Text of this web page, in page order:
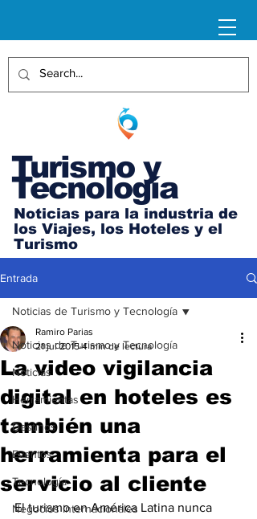
Turismo y
Tecnología
Noticias para la industria de
los Viajes, los Hoteles y el
Turismo
Entrada
Noticias de Turismo y Tecnología
Noticias
Herramientas
Destinos
Eventos
Tecnología
Negocios Internacionales
Noticias de Turismo y Tecnología
La video vigilancia
digital en hoteles es
también una
herramienta para el
servicio al cliente
Ramiro Parias
21 jul 2015 4 min de lectura
El turismo en América Latina nunca